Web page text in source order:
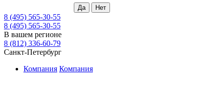
8 (495) 565-30-55
8 (495) 565-30-55
В вашем регионе
8 (812) 336-60-79
Санкт-Петербург
Компания Компания